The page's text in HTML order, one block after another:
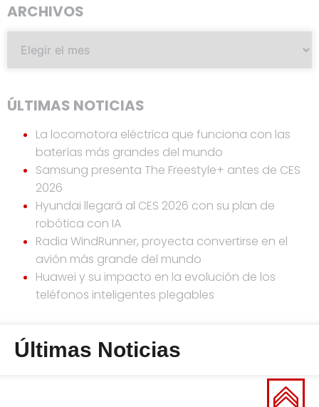
ARCHIVOS
ÚLTIMAS NOTICIAS
La locomotora eléctrica que funciona con las
baterías más grandes del mundo
Samsung presenta The Freestyle+ antes de CES
2026
Hyundai llegará al CES 2026 con su plan de
robótica con IA
Radia WindRunner, proyecta convertirse en el
avión más grande del mundo
Huawei y su impacto en la evolución de los
teléfonos inteligentes plegables
Últimas Noticias